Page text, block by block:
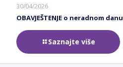
30/04/2026
OBAVJEŠTENJE o neradnom danu
Saznajte više